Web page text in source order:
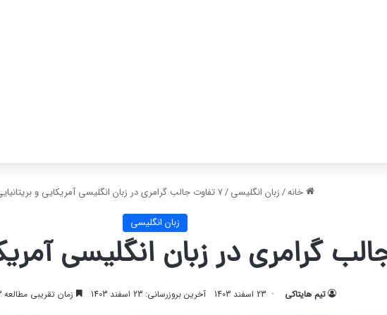
خانه/زبان انگلیسی/7 تفاوت جالب گرامری در زبان انگلیسی آمریکایی و بریتانیایی
زبان انگلیسی
تیم هایتاکی 23 اسفند 1403 آخرین بروزرسانی: 23 اسفند 1403 زمان تقریبی مطالعه 3 دقیقه